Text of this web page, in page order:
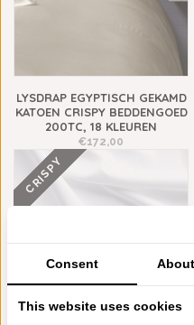
LYSDRAP EGYPTISCH GEKAMD
KATOEN CRISPY BEDDENGOED
200TC, 18 KLEUREN
€172,00
CRISPY
Consent
This website uses cookies